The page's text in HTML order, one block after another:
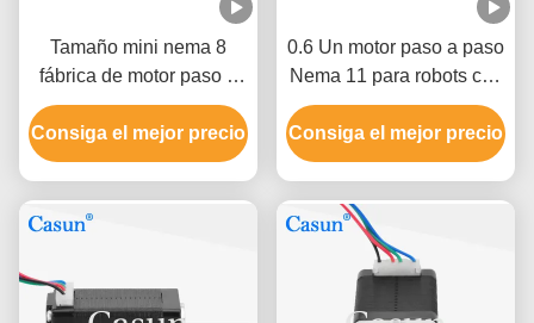
Tamaño mini nema 8
fábrica de motor paso a
paso 8HS13-0604S
personalización
Consiga el mejor precio
0.6 Un motor paso a paso
Nema 11 para robots con
certificación ROHS
Consiga el mejor precio